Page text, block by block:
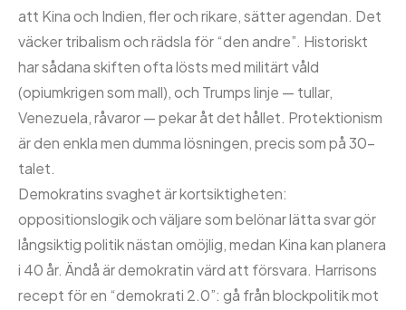
att Kina och Indien, fler och rikare, sätter agendan. Det
väcker tribalism och rädsla för “den andre”. Historiskt
har sådana skiften ofta lösts med militärt våld
(opiumkrigen som mall), och Trumps linje — tullar,
Venezuela, råvaror — pekar åt det hållet. Protektionism
är den enkla men dumma lösningen, precis som på 30-
talet.
Demokratins svaghet är kortsiktigheten:
oppositionslogik och väljare som belönar lätta svar gör
långsiktig politik nästan omöjlig, medan Kina kan planera
i 40 år. Ändå är demokratin värd att försvara. Harrisons
recept för en “demokrati 2.0”: gå från blockpolitik mot